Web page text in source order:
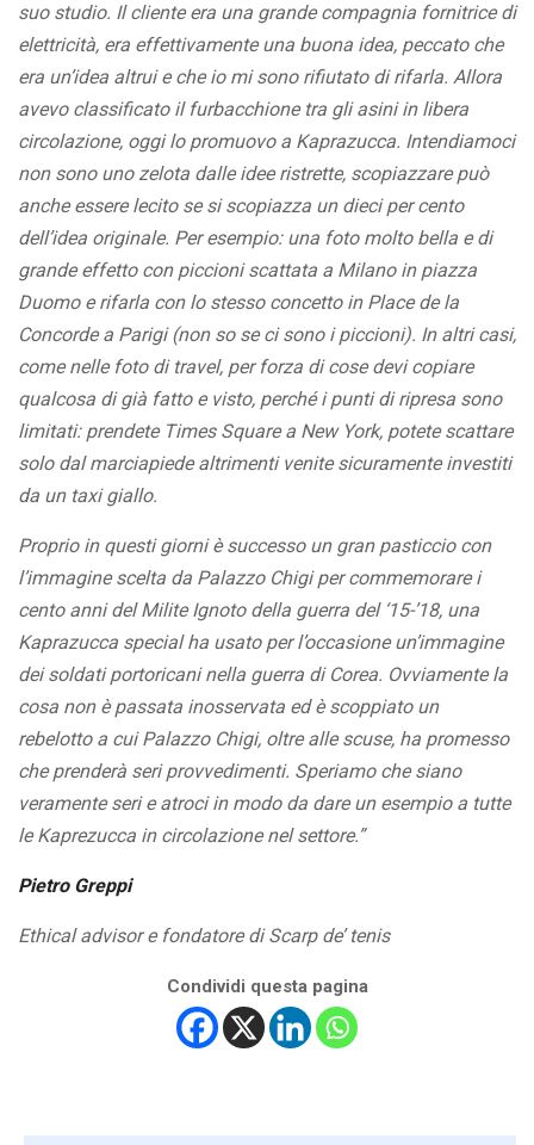
suo studio. Il cliente era una grande compagnia fornitrice di
elettricità, era effettivamente una buona idea, peccato che
era un’idea altrui e che io mi sono rifiutato di rifarla. Allora
avevo classificato il furbacchione tra gli asini in libera
circolazione, oggi lo promuovo a Kaprazucca. Intendiamoci
non sono uno zelota dalle idee ristrette, scopiazzare può
anche essere lecito se si scopiazza un dieci per cento
dell’idea originale. Peresempio: una foto molto bella e di
grande effetto con piccioni scattata a Milano in piazza
Duomo e rifarla con lo stesso concetto in Place de la
Concorde a Parigi (non so se ci sono i piccioni). In altri casi,
come nelle foto di travel, per forza di cose devi copiare
qualcosa di già fatto e visto, perché i punti di ripresa sono
limitati: prendete Times Square a New York, potete scattare
solo dal marciapiede altrimenti venite sicuramente investiti
da un taxi giallo.
Proprio in questi giorni è successo un gran pasticcio con
l’immagine scelta da Palazzo Chigi per commemorare i
cento anni del Milite Ignoto della guerra del ‘15-’18, una
Kaprazucca special ha usato per l’occasione un’immagine
dei soldati portoricani nella guerra di Corea. Ovviamente la
cosa non è passata inosservata ed è scoppiato un
rebelotto a cui Palazzo Chigi, oltre alle scuse, ha promesso
che prenderà seri provvedimenti. Speriamo che siano
veramente seri e atroci in modo da dare un esempio a tutte
le Kaprezucca in circolazione nelsettore.”
Pietro Greppi
Ethical advisor e fondatore di Scarp de’ tenis
Condividi questa pagina